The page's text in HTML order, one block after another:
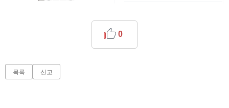
0
목록 신고